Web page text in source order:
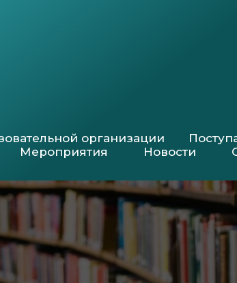
организации
Мероприятия Новости